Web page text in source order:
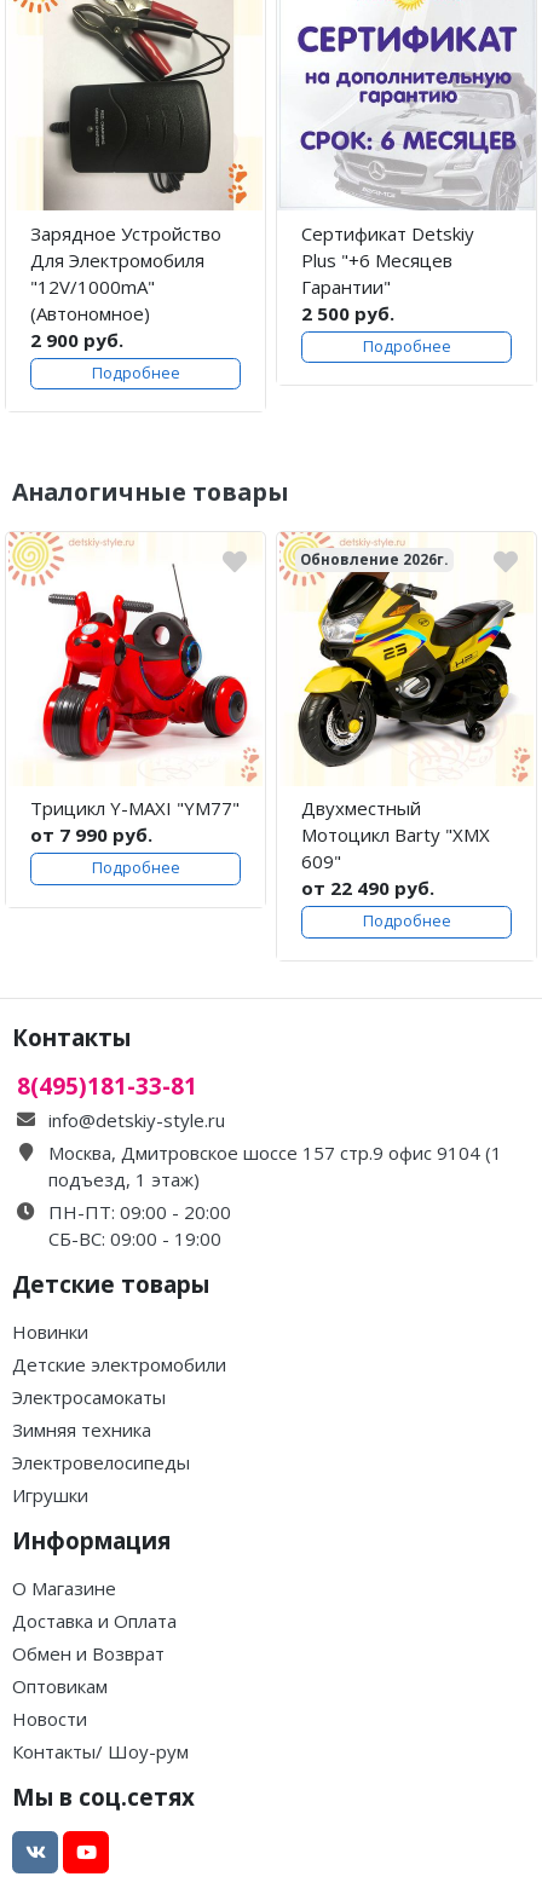
Зарядное Устройство
Для Электромобиля
"12V/1000mA"
(Автономное)
2 900 руб.
Подробнее
Сертификат Detskiy
Plus "+6 Месяцев
Гарантии"
2 500 руб.
Подробнее
Аналогичные товары
Трицикл Y-MAXI "YM77"
от 7 990 руб.
Подробнее
Обновление 2026г.
Двухместный
Мотоцикл Barty "XMX
609"
от 22 490 руб.
Подробнее
Контакты
8(495)181-33-81
info@detskiy-style.ru
Москва, Дмитровское шоссе 157 стр.9 офис 9104 (1
подъезд, 1 этаж)
ПН-ПТ: 09:00 - 20:00
СБ-ВС: 09:00 - 19:00
Детские товары
Новинки
Детские электромобили
Электросамокаты
Зимняя техника
Электровелосипеды
Игрушки
Информация
О Магазине
Доставка и Оплата
Обмен и Возврат
Оптовикам
Новости
Контакты/ Шоу-рум
Мы в соц.сетях